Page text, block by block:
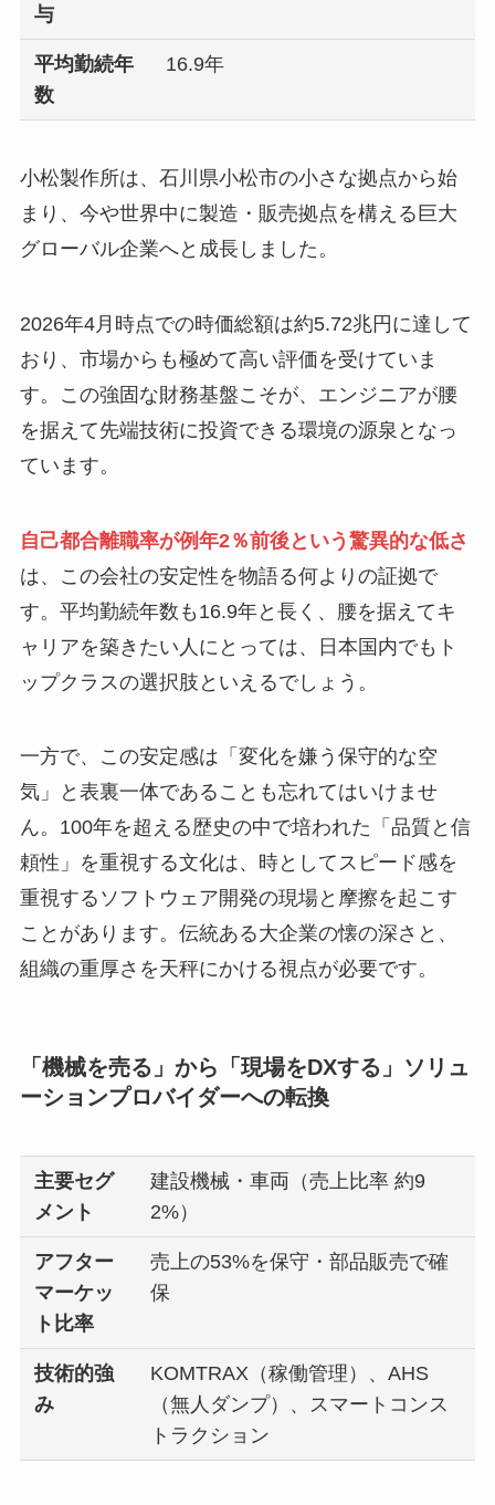
与
平均勤続年
数
16.9年
小松製作所は、石川県小松市の小さな拠点から始
まり、今や世界中に製造・販売拠点を構える巨大
グローバル企業へと成長しました。
2026年4月時点での時価総額は約5.72兆円に達して
おり、市場からも極めて高い評価を受けていま
す。この強固な財務基盤こそが、エンジニアが腰
を据えて先端技術に投資できる環境の源泉となっ
ています。
自己都合離職率が例年2％前後という驚異的な低さ
は、この会社の安定性を物語る何よりの証拠で
す。平均勤続年数も16.9年と長く、腰を据えてキ
ャリアを築きたい人にとっては、日本国内でもト
ップクラスの選択肢といえるでしょう。
一方で、この安定感は「変化を嫌う保守的な空
気」と表裏一体であることも忘れてはいけませ
ん。100年を超える歴史の中で培われた「品質と信
頼性」を重視する文化は、時としてスピード感を
重視するソフトウェア開発の現場と摩擦を起こす
ことがあります。伝統ある大企業の懐の深さと、
組織の重厚さを天秤にかける視点が必要です。
「機械を売る」から「現場をDXする」ソリュ
ーションプロバイダーへの転換
主要セグ
メント
建設機械・車両（売上比率 約9
2%）
アフター
マーケッ
ト比率
売上の53%を保守・部品販売で確
保
技術的強
み
KOMTRAX（稼働管理）、AHS
（無人ダンプ）、スマートコンス
トラクション